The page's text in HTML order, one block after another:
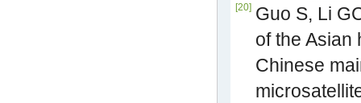
[20] Guo S, Li
of the Asian
Chinese